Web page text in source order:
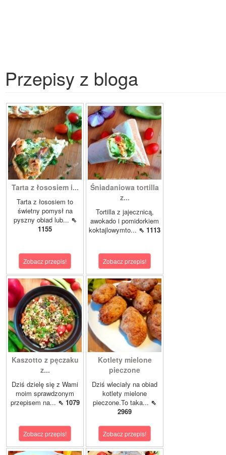
Przepisy z bloga
Tarta z łososiem i...
Tarta z łososiem to
świetny pomysł na
pyszny obiad lub... ⇖
1155
Zobacz przepis!
Śniadaniowa tortilla
z...
Tortilla z jajecznicą,
awokado i pomidorkiem
koktajlowymto... ⇖ 1113
Zobacz przepis!
Kaszotto z pęczaku
z...
Dziś dzielę się z Wami
moim sprawdzonym
przepisem na... ⇖ 1079
Zobacz przepis!
Kotlety mielone
pieczone
Dziś wleciały na obiad
kotlety mielone
pieczone.To taka... ⇖
2969
Zobacz przepis!